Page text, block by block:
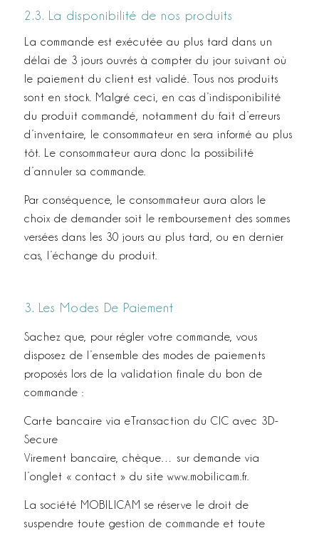
2.3. La disponibilité de nos produits
La commande est exécutée au plus tard dans un
délai de 3 jours ouvrés à compter du jour suivant où
le paiement du client est validé. Tous nos produits
sont en stock. Malgré ceci, en cas d’indisponibilité
du produit commandé, notamment du fait d’erreurs
d’inventaire, le consommateur en sera informé au plus
tôt. Le consommateur aura donc la possibilité
d’annuler sa commande.
Par conséquence, le consommateur aura alors le
choix de demander soit le remboursement des sommes
versées dans les 30 jours au plus tard, ou en dernier
cas, l’échange du produit.
3. Les Modes De Paiement
Sachez que, pour régler votre commande, vous
disposez de l’ensemble des modes de paiements
proposés lors de la validation finale du bon de
commande :
Carte bancaire via eTransaction du CIC avec 3D­
Secure
Virement bancaire, chèque… sur demande via
l’onglet « contact » du site www.mobilicam.fr.
La société MOBILICAM se réserve le droit de
suspendre toute gestion de commande et toute